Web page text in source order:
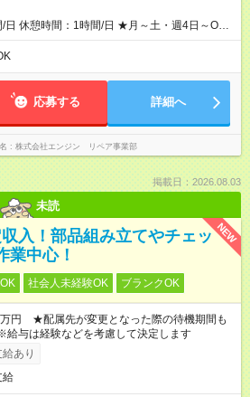
月 ※ 雇用形態と給与に、本採用時と異なる部
用形態：本採用時と同じです。 給与：日
日給1万1，000円～ となります。
日 休憩時間：1時間/日 ★月～土・週4日～OK
歓迎！※日時相談OK ★時期により連休取得も
応募する 詳細へ
株式会社エンジン リペア事業部
掲載日：2026.08.03
未読
NEW
入！部品組み立てやチェッ
業中心！
社会人未経験OK ブランクOK
円 ★配属先が変更となった際の待機期間も
与は経験などを考慮して決定します
あり
給